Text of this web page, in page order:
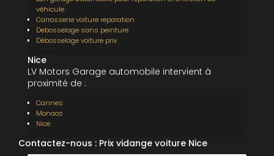
véhicule
Carrosserie voiture reparation
Debosselage sans peinture
Débosselage voiture prix
Nice
LV Motors Garage automobile intervient à
proximité de :
Cannes
Monaco
Nice
Contactez-nous : Prix vidange voiture Nice